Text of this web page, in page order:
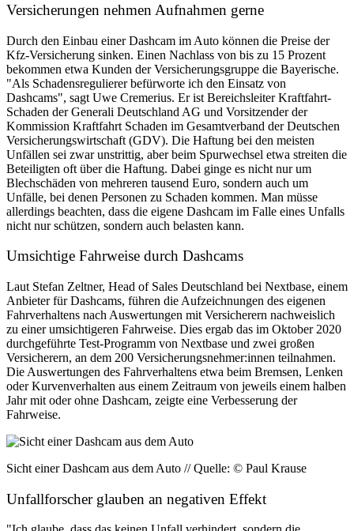
Versicherungen nehmen Aufnahmen gerne
Durch den Einbau einer Dashcam im Auto können die Preise der
Kfz-Versicherung sinken. Einen Nachlass von bis zu 15 Prozent
bekommen etwa Kunden der Versicherungsgruppe die Bayerische.
"Als Schadensregulierer befürworte ich den Einsatz von
Dashcams", sagt Uwe Cremerius. Er ist Bereichsleiter Kraftfahrt-
Schaden der Generali Deutschland AG und Vorsitzender der
Kommission Kraftfahrt Schaden im Gesamtverband der Deutschen
Versicherungswirtschaft (GDV). Die Haftung bei den meisten
Unfällen sei zwar unstrittig, aber beim Spurwechsel etwa streiten die
Beteiligten oft über die Haftung. Dabei ginge es nicht nur um
Blechschäden von mehreren tausend Euro, sondern auch um
Unfälle, bei denen Personen zu Schaden kommen. Man müsse
allerdings beachten, dass die eigene Dashcam im Falle eines Unfalls
nicht nur schützen, sondern auch belasten kann.
Umsichtige Fahrweise durch Dashcams
Laut Stefan Zeltner, Head of Sales Deutschland bei Nextbase, einem
Anbieter für Dashcams, führen die Aufzeichnungen des eigenen
Fahrverhaltens nach Auswertungen mit Versicherern nachweislich
zu einer umsichtigeren Fahrweise. Dies ergab das im Oktober 2020
durchgeführte Test-Programm von Nextbase und zwei großen
Versicherern, an dem 200 Versicherungsnehmer:innen teilnahmen.
Die Auswertungen des Fahrverhaltens etwa beim Bremsen, Lenken
oder Kurvenverhalten aus einem Zeitraum von jeweils einem halben
Jahr mit oder ohne Dashcam, zeigte eine Verbesserung der
Fahrweise.
Sicht einer Dashcam aus dem Auto // Quelle: © Paul Krause
Unfallforscher glauben an negativen Effekt